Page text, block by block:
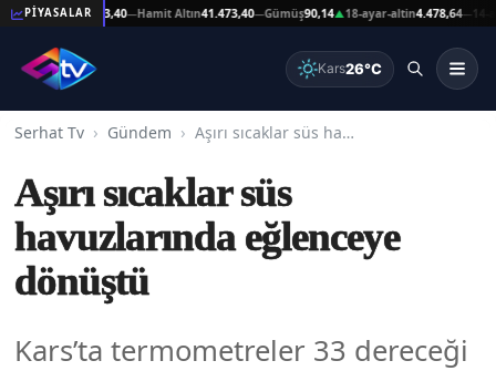
PİYASALAR
Altın41.473,40 —Hamit Altın 41.473,40—Gümüş90,14▲18-ayar-altin4.478,64—14-ayar-
Kars26°C
Serhat Tv Gündem Aşırı sıcaklar süs havuzlarında eğlenceye dönüştü
Aşırı sıcaklar süs
havuzlarında eğlenceye
dönüştü
Kars’ta termometreler 33 dereceği